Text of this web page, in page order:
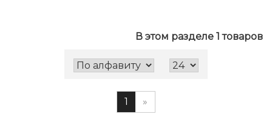
В этом разделе 1 товаров
1 »